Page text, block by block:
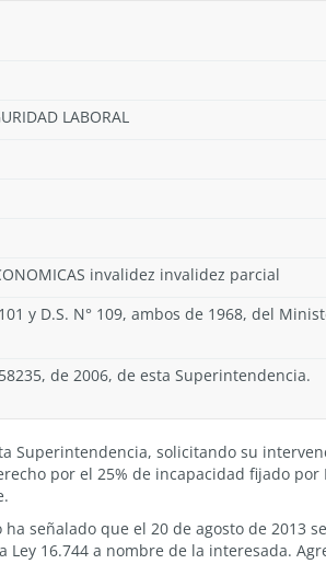
LABORAL
invalidez invalidez parcial
y D.S. N° 109, ambos de 1968, del
de 2006, de esta Superintendencia.
Superintendencia, solicitando su
por el 25% de incapacidad fijado por
señalado que el 20 de agosto de 2013
Ley 16.744 a nombre de la interesada.